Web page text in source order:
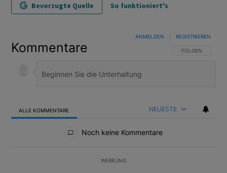
Bevorzugte Quelle So funktioniert's
Kommentare FOLGE DIESER
FOLGEN
ANMELDEN REGISTRIEREN
ALLE KOMMENTARE NEUESTE
Noch keine Kommentare
WERBUNG